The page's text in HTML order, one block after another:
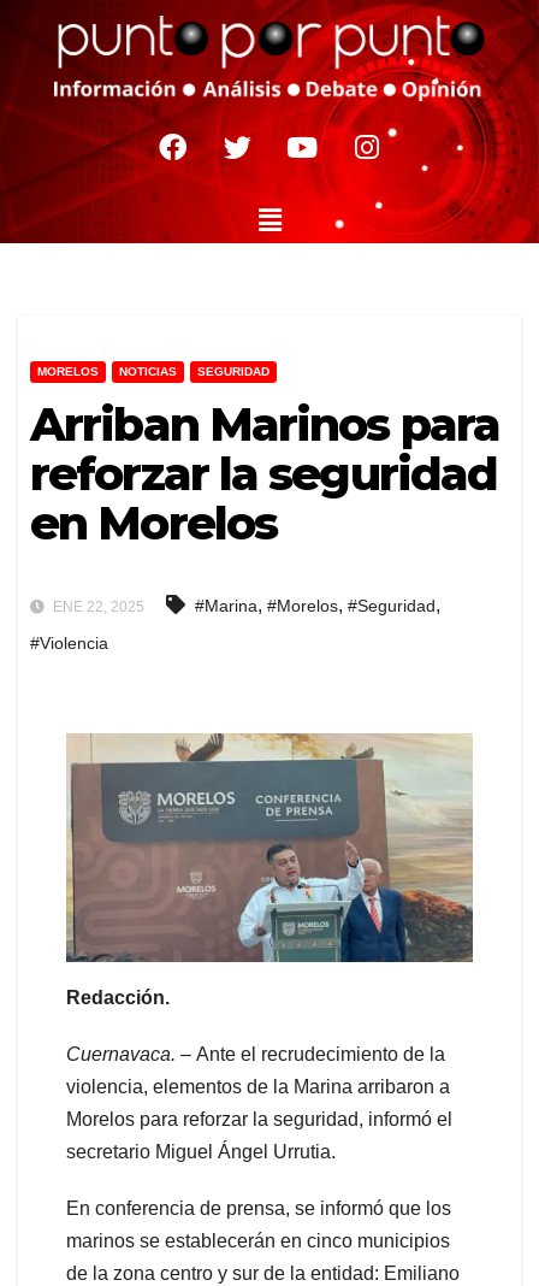
MORELOS NOTICIAS SEGURIDAD
Arriban Marinos para
reforzar la seguridad
en Morelos
ENE 22, 2025 #Marina, #Morelos, #Seguridad,
#Violencia
Redacción.
Cuernavaca. – Ante el recrudecimiento de la
violencia, elementos de la Marina arribaron a
Morelos para reforzar la seguridad, informó el
secretario Miguel Ángel Urrutia.
En conferencia de prensa, se informó que los
marinos se establecerán en cinco municipios
de la zona centro y sur de la entidad: Emiliano